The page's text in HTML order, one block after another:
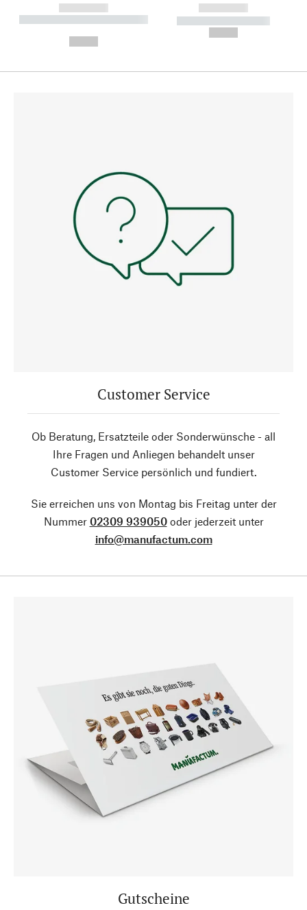
------------
----------- ----------- --------
------------
----------- -----------
Customer Service
Ob Beratung, Ersatzteile oder Sonderwünsche - all
Ihre Fragen und Anliegen behandelt unser
Customer Service persönlich und fundiert.
Sie erreichen uns von Montag bis Freitag unter der
Nummer 02309 939050oder jederzeit unter
info@manufactum.com
Gutscheine